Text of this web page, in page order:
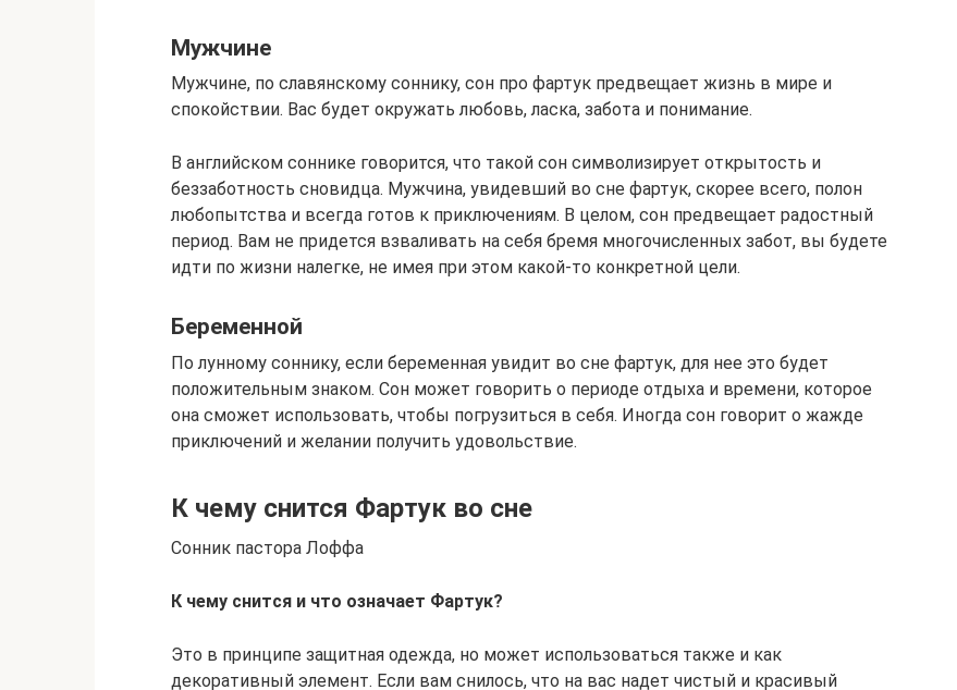
Мужчине
Мужчине, по славянскому соннику, сон про фартук предвещает жизнь в мире и
спокойствии. Вас будет окружать любовь, ласка, забота и понимание.
В английском соннике говорится, что такой сон символизирует открытость и
беззаботность сновидца. Мужчина, увидевший во сне фартук, скорее всего, полон
любопытства и всегда готов к приключениям. В целом, сон предвещает радостный
период. Вам не придется взваливать на себя бремя многочисленных забот, вы будете
идти по жизни налегке, не имея при этом какой-то конкретной цели.
Беременной
По лунному соннику, если беременная увидит во сне фартук, для нее это будет
положительным знаком. Сон может говорить о периоде отдыха и времени, которое
она сможет использовать, чтобы погрузиться в себя. Иногда сон говорит о жажде
приключений и желании получить удовольствие.
К чему снится Фартук во сне
Сонник пастора Лоффа
К чему снится и что означает Фартук?
Это в принципе защитная одежда, но может использоваться также и как
декоративный элемент. Если вам снилось, что на вас надет чистый и красивый